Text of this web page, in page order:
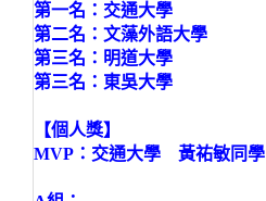
第一名：交通大學
第二名：文藻外語大學
第三名：明道大學
第三名：東吳大學
【個人獎】
MVP：交通大學 黃祐敏同學